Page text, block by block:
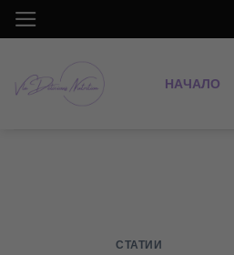
Skip
to
НАЧАЛО
СТАТИИ